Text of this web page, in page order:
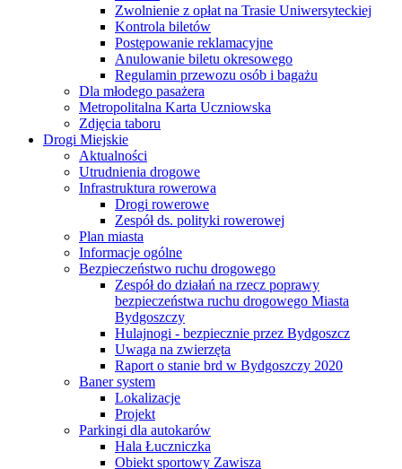
Zwolnienie z opłat na Trasie Uniwersyteckiej
Kontrola biletów
Postępowanie reklamacyjne
Anulowanie biletu okresowego
Regulamin przewozu osób i bagażu
Dla młodego pasażera
Metropolitalna Karta Uczniowska
Zdjęcia taboru
Drogi Miejskie
Aktualności
Utrudnienia drogowe
Infrastruktura rowerowa
Drogi rowerowe
Zespół ds. polityki rowerowej
Plan miasta
Informacje ogólne
Bezpieczeństwo ruchu drogowego
Zespół do działań na rzecz poprawy
bezpieczeństwa ruchu drogowego Miasta
Bydgoszczy
Hulajnogi - bezpiecznie przez Bydgoszcz
Uwaga na zwierzęta
Raport o stanie brd w Bydgoszczy 2020
Baner system
Lokalizacje
Projekt
Parkingi dla autokarów
Hala Łuczniczka
Obiekt sportowy Zawisza